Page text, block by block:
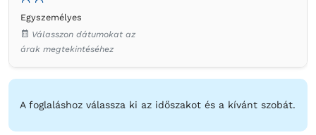
Egyszemélyes
Válasszon dátumokat az
árak megtekintéséhez
A foglaláshoz válassza ki az időszakot és a kívánt szobát.